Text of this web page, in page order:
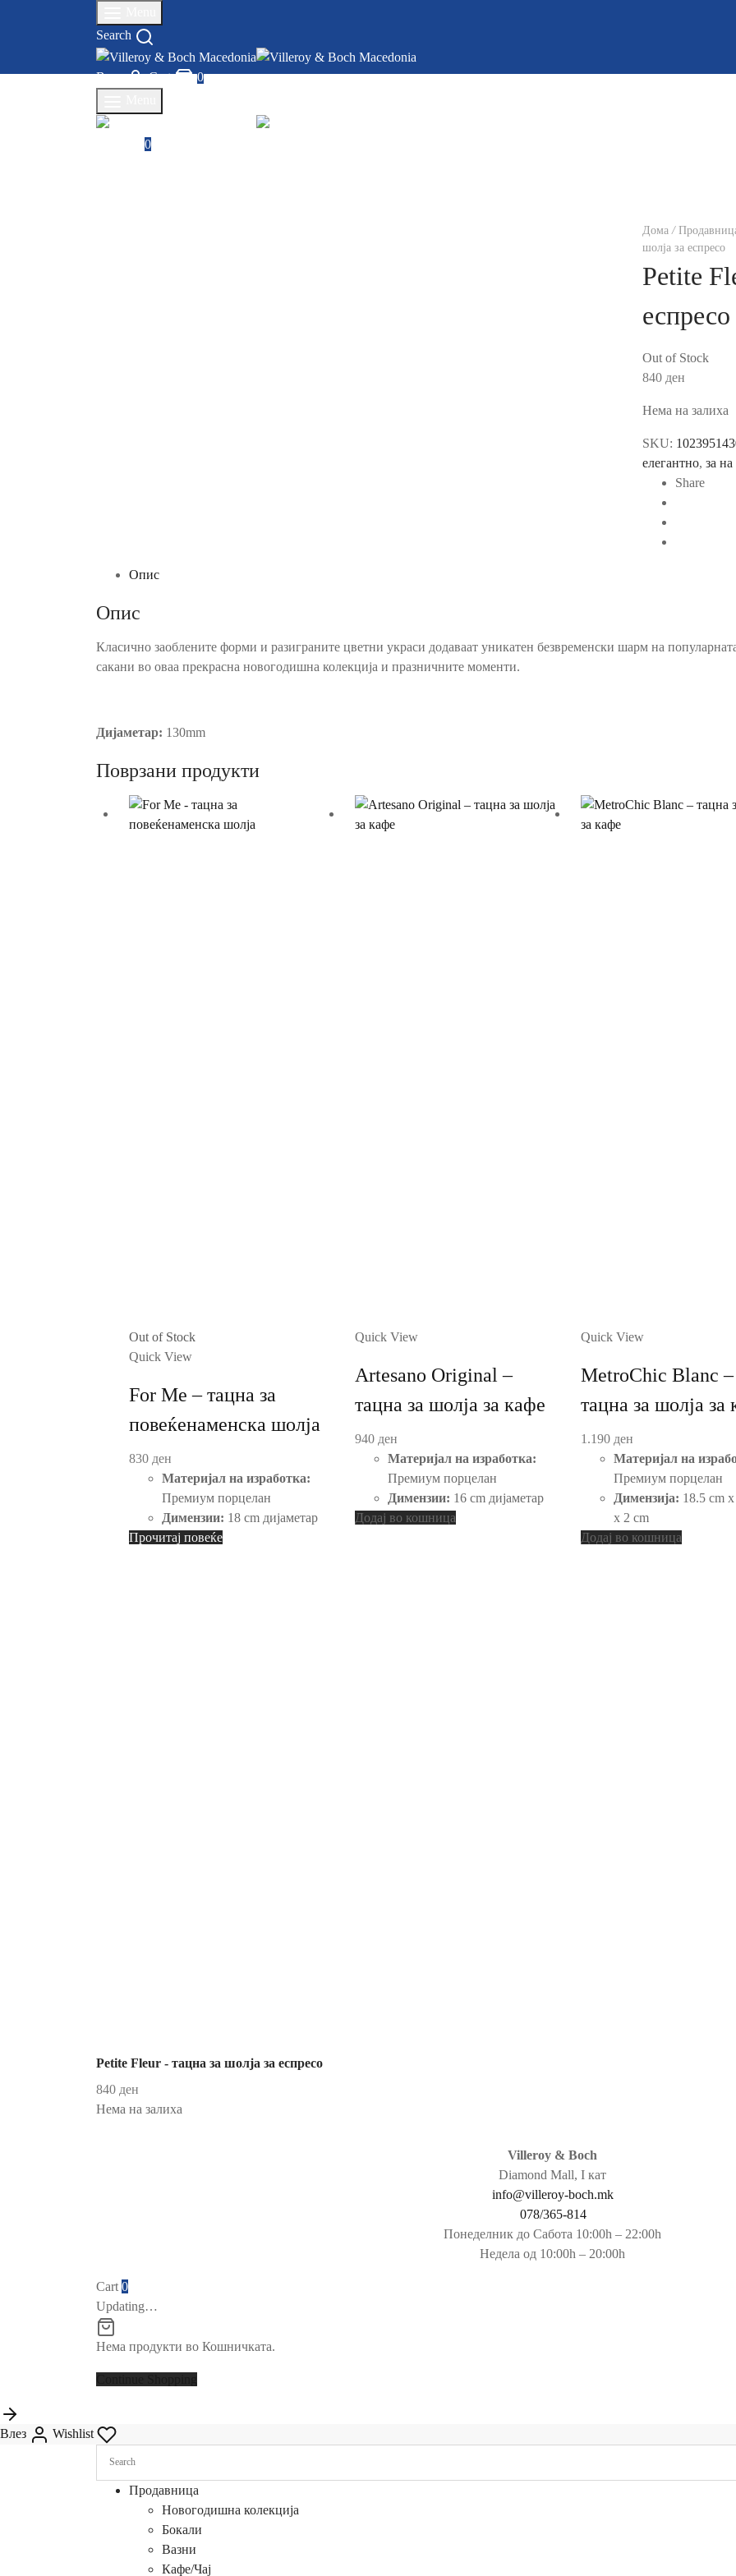
Search
Влез Cart
0
0
Дома /
шолја за еспресо
Petite
еспресо
Out of Stock
840 ден
Нема на залиха
SKU:
елегантно, за на
Share
Опис
Опис
Класично заоблените форми и разиграните цветни украси додаваат уникатен безвременски шарм на
сакани во оваа прекрасна новогодишна колекција и празничните моменти.
Дијаметар: 130mm
Поврзани продукти
Out of Stock
Quick View
For Me – тацна за
повеќенаменска шолја
830 ден
Материјал на изработка:
Премиум порцелан
Димензии: 18 cm дијаметар
Прочитај повеќе
Quick View
Artesano Original –
тацна за шолја за кафе
940 ден
Материјал на изработка:
Премиум порцелан
Димензии: 16 cm дијаметар
Додај во кошница
Quick View
MetroChic Blanc –
тацна за шолја за
1.190 ден
Материјал на
Премиум порцелан
Димензија: 18.5 cm
x 2 cm
Додај во кошница
Petite Fleur - тацна за шолја за еспресо
840 ден
Нема на залиха
Villeroy & Boch
Diamond Mall, I кат
info@villeroy-boch.mk
078/365-814
Понеделник до Сабота 10:00h – 22:00h
Недела од 10:00h – 20:00h
Cart 0
Updating…
Нема продукти во Кошничката.
Влез Wishlist
Продавница
Новогодишна колекција
Бокали
Вазни
Кафе/Чај